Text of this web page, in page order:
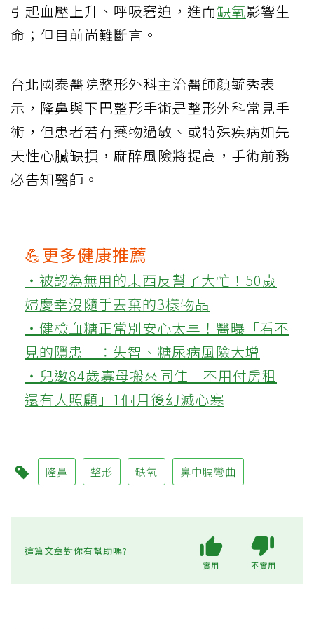
引起血壓上升、呼吸窘迫，進而缺氧影響生
命；但目前尚難斷言。
台北國泰醫院整形外科主治醫師顏毓秀表
示，隆鼻與下巴整形手術是整形外科常見手
術，但患者若有藥物過敏、或特殊疾病如先
天性心臟缺損，麻醉風險將提高，手術前務
必告知醫師。
💪更多健康推薦
‧被認為無用的東西反幫了大忙！50歲
婦慶幸沒隨手丟棄的3樣物品
‧健檢血糖正常別安心太早！醫曝「看不
見的隱患」：失智、糖尿病風險大增
‧兒邀84歲寡母搬來同住「不用付房租
還有人照顧」1個月後幻滅心寒
隆鼻 整形 缺氧 鼻中膈彎曲
這篇文章對你有幫助嗎?
實用 不實用